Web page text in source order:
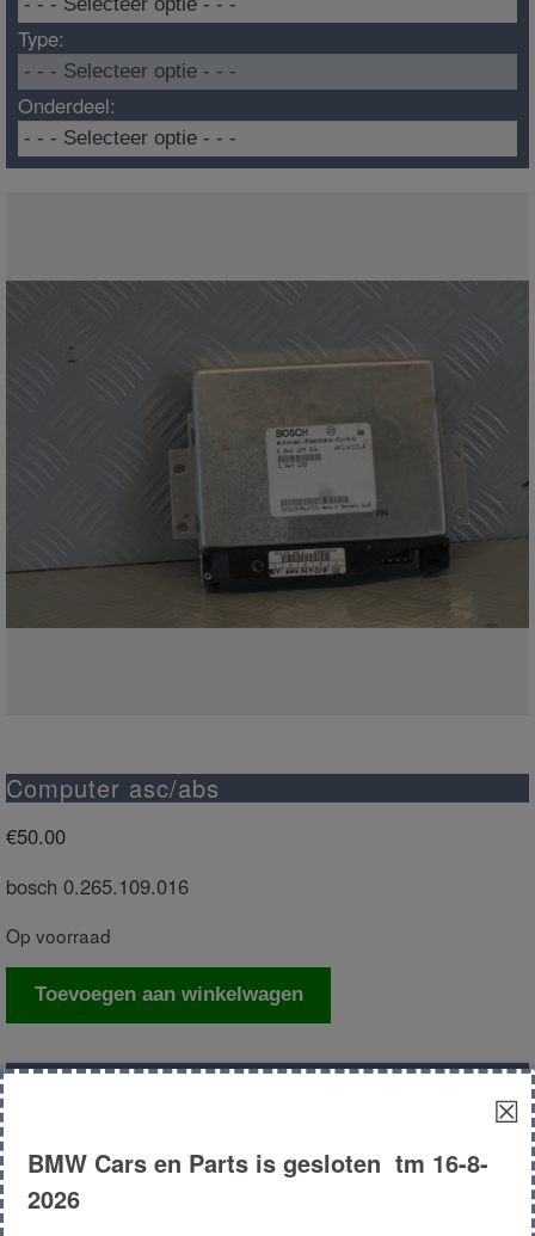
Type:
Onderdeel:
Computer asc/abs
€50.00
bosch 0.265.109.016
Op voorraad
Computer
Toevoegen aan winkelwagen
Model :
☒
BMW Cars en Parts is gesloten tm 16-8-
2026